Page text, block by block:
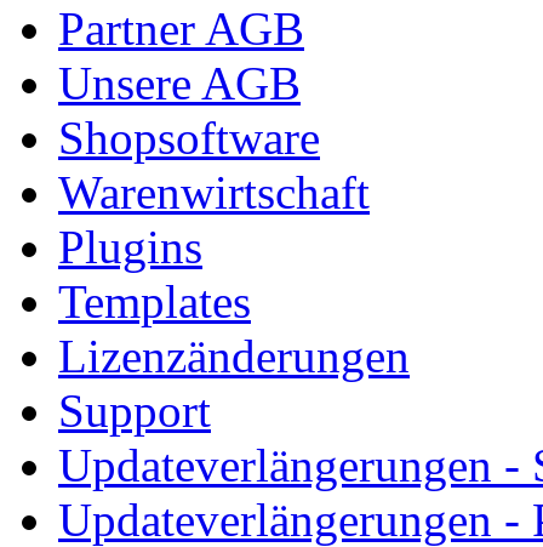
Partner AGB
Unsere AGB
Shopsoftware
Warenwirtschaft
Plugins
Templates
Lizenzänderungen
Support
Updateverlängerungen -
Updateverlängerungen -